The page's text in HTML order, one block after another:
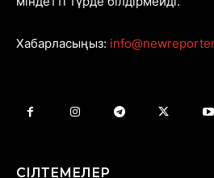
Хабарласыңыз:
СІЛТЕМЕЛЕР